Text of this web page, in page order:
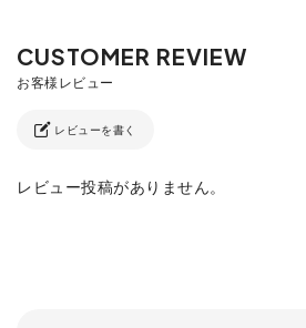
レビューを書く
レビュー投稿がありません。